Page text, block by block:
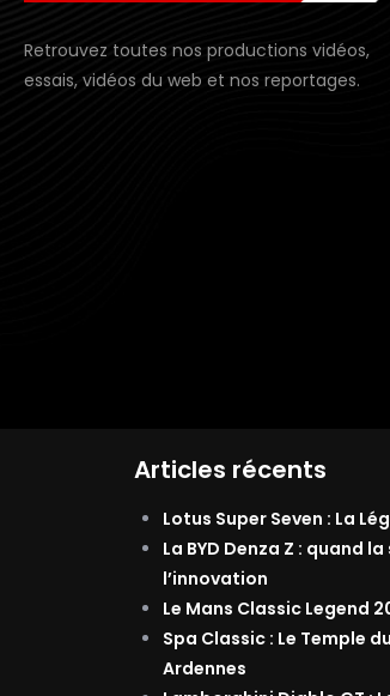
Retrouvez toutes nos productions vidéos,
essais, vidéos du web et nos reportages.
Articles récents
Lotus Super Seven : La
La BYD Denza Z : quand
l’innovation
Le Mans Classic Legend
Spa Classic : Le Temple
Ardennes